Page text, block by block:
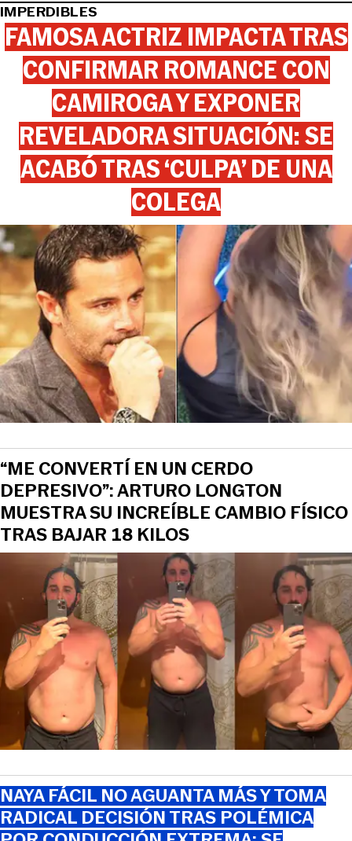
IMPERDIBLES
FAMOSA ACTRIZ IMPACTA TRAS
CONFIRMAR ROMANCE CON
CAMIROGA Y EXPONER
REVELADORA SITUACIÓN: SE
ACABÓ TRAS ‘CULPA’ DE UNA
COLEGA
“ME CONVERTÍ EN UN CERDO
DEPRESIVO”: ARTURO LONGTON
MUESTRA SU INCREÍBLE CAMBIO FÍSICO
TRAS BAJAR 18 KILOS
NAYA FÁCIL NO AGUANTA MÁS Y TOMA
RADICAL DECISIÓN TRAS POLÉMICA